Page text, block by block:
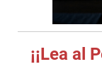
¡¡Lea al